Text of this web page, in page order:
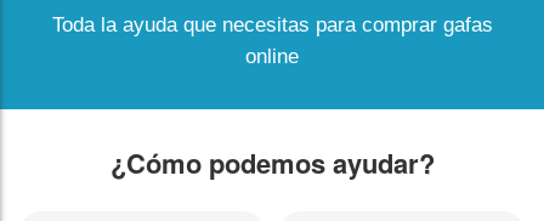
Toda la ayuda que necesitas para comprar gafas
online
¿Cómo podemos ayudar?